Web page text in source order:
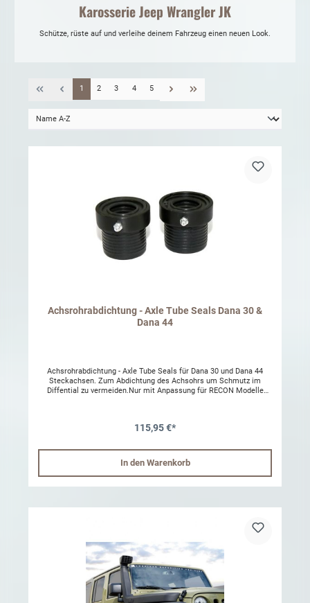
Karosserie Jeep Wrangler JK
Schütze, rüste auf und verleihe deinem Fahrzeug einen neuen Look.
1 2 3 4 5
Achsrohrabdichtung - Axle Tube Seals Dana 30 &
Dana 44
Achsrohrabdichtung - Axle Tube Seals für Dana 30 und Dana 44
Steckachsen. Zum Abdichtung des Achsohrs um Schmutz im
Diffential zu vermeiden.Nur mit Anpassung für RECON Modelle
115,95 €*
In den Warenkorb